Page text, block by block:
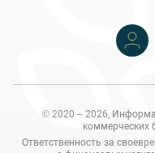
© 2020 – 2026,
коммерческих
Ответственность за